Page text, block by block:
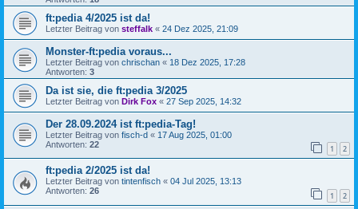
ft:pedia 4/2025 ist da!
Letzter Beitrag von steffalk « 24 Dez 2025, 21:09
Monster-ft:pedia voraus...
Letzter Beitrag von chrischan « 18 Dez 2025, 17:28
Antworten: 3
Da ist sie, die ft:pedia 3/2025
Letzter Beitrag von Dirk Fox « 27 Sep 2025, 14:32
Der 28.09.2024 ist ft:pedia-Tag!
Letzter Beitrag von fisch-d « 17 Aug 2025, 01:00
Antworten: 22 1 2
ft:pedia 2/2025 ist da!
Letzter Beitrag von tintenfisch « 04 Jul 2025, 13:13
Antworten: 26 1 2